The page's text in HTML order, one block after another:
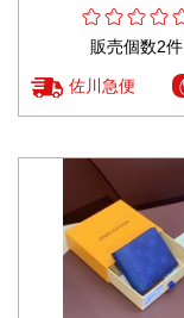
販売個数2件
佐川急便